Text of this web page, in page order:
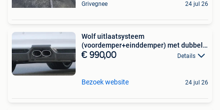
Grivegnee 24 jul 26
Wolf uitlaatsysteem
(voordemper+einddemper) met dubbele
uitl
€ 990,00 Details
Bezoek website 24 jul 26